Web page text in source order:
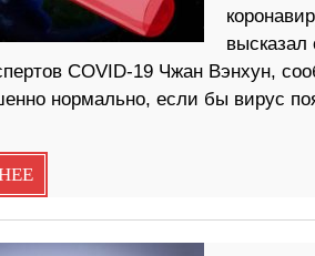
высказал
COVID-19 Чжан Вэнхун,
нормально, если бы вирус